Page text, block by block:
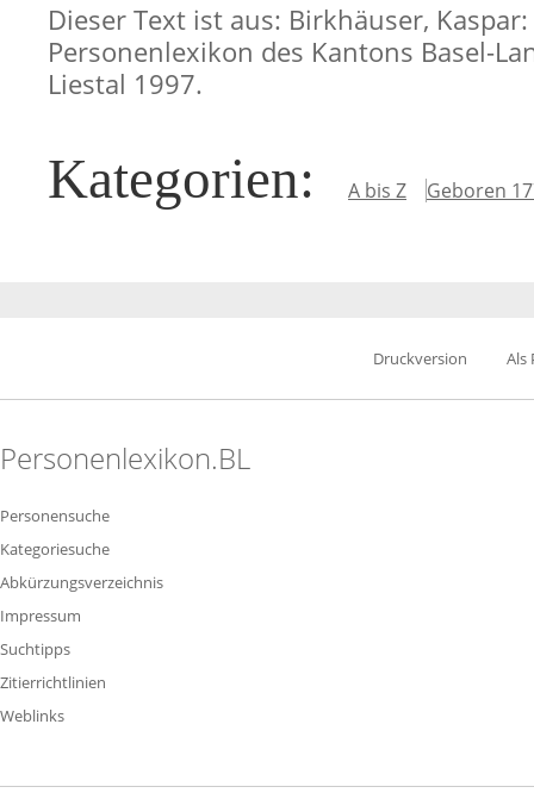
Dieser Text ist aus: Birkhäuser, Kaspar:
Personenlexikon des Kantons Basel-
Liestal 1997.
Kategorien: A bis Z Geboren
Druckversion Als
Personenlexikon.BL
Personensuche
Kategoriesuche
Abkürzungsverzeichnis
Impressum
Suchtipps
Zitierrichtlinien
Weblinks